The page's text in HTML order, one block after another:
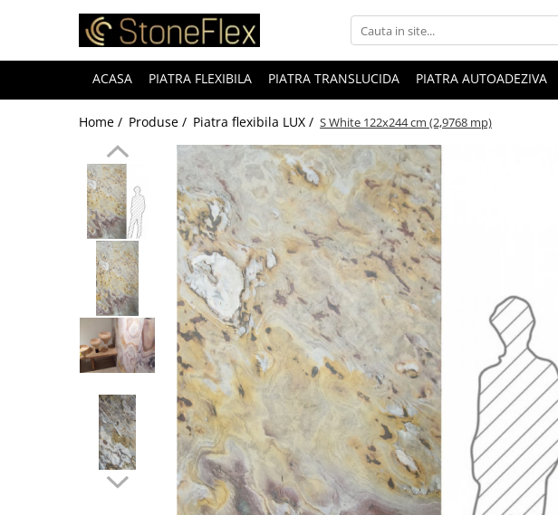
ACASA PIATRA FLEXIBILA PIATRA TRANSLUCIDA PIATRA AUTOADEZIVA
Home / Produse / Piatra flexibila LUX / S White 122x244 cm (2,9768 mp)